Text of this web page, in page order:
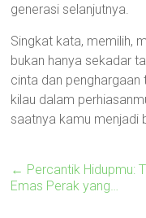
generasi selanjutnya.
Singkat kata, memilih,
bukan hanya sekadar
cinta dan penghargaan
kilau dalam
saatnya kamu menjadi
← Percantik Hidupmu:
Emas Perak yang…